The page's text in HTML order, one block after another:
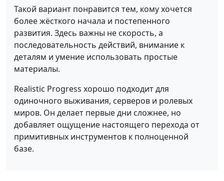
Такой вариант понравится тем, кому хочется
более жёсткого начала и постепенного
развития. Здесь важны не скорость, а
последовательность действий, внимание к
деталям и умение использовать простые
материалы.
Realistic Progress хорошо подходит для
одиночного выживания, серверов и ролевых
миров. Он делает первые дни сложнее, но
добавляет ощущение настоящего перехода от
примитивных инструментов к полноценной
базе.